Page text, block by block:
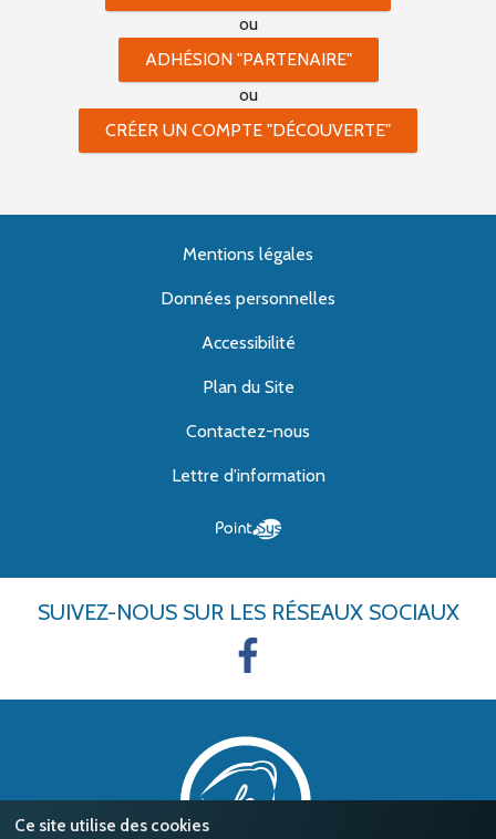
Ce site utilise des cookies
ou
ADHÉSION "PARTENAIRE"
ou
CRÉER UN COMPTE "DÉCOUVERTE"
Mentions légales
Données personnelles
Accessibilité
Plan du Site
Contactez-nous
Lettre d'information
SUIVEZ-NOUS SUR LES RÉSEAUX SOCIAUX